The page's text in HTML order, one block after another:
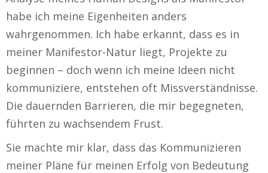
habe ich meine Eigenheiten anders
wahrgenommen. Ich habe erkannt, dass es in
meiner Manifestor-Natur liegt, Projekte zu
beginnen – doch wenn ich meine Ideen nicht
kommuniziere, entstehen oft Missverständnisse.
Die dauernden Barrieren, die mir begegneten,
führten zu wachsendem Frust.
Sie machte mir klar, dass das Kommunizieren
meiner Pläne für meinen Erfolg von Bedeutung